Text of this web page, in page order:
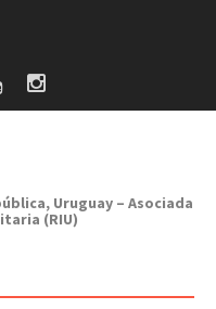
Uruguay – Asociada
(RIU)